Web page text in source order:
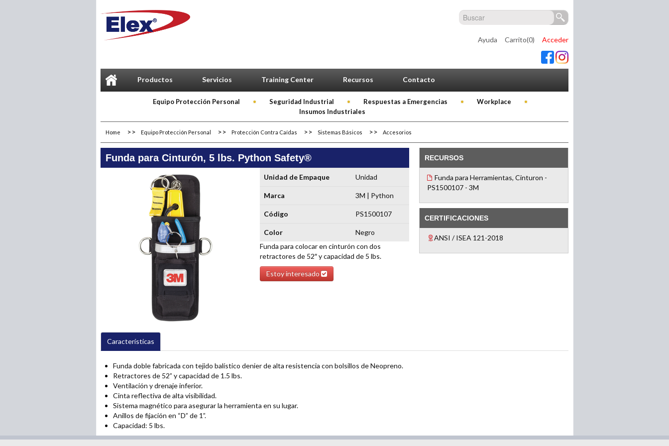
Ayuda Carrito(0) Acceder
Productos Servicios Training Center Recursos Contacto
Equipo Protección Personal Seguridad Industrial Respuestas a Emergencias
Workplace
Insumos Industriales
Home Equipo Protección Personal Protección Contra Caídas Sistemas Básicos Accesorios
Funda para Cinturón, 5 lbs. Python Safety®
Unidad de Empaque Unidad
Marca 3M | Python
Código PS1500107
Color
Negro
Funda para colocar en cinturón con dos
retractores de 52″ y capacidad de 5 lbs.
Estoy interesado
RECURSOS
Funda para Herramientas, Cinturon -
PS1500107 - 3M
CERTIFICACIONES
ANSI / ISEA 121-2018
Características
Funda doble fabricada con tejido balístico denier de alta resistencia con bolsillos de Neopreno.
Retractores de 52” y capacidad de 1.5 lbs.
Ventilación y drenaje inferior.
Cinta reflectiva de alta visibilidad.
Sistema magnético para asegurar la herramienta en su lugar.
Anillos de fijación en “D” de 1”.
Capacidad: 5 lbs.